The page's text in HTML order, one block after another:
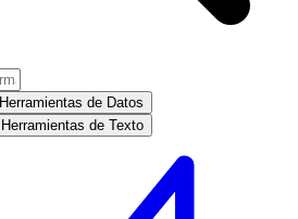
Herramientas de Datos
Herramientas de Texto